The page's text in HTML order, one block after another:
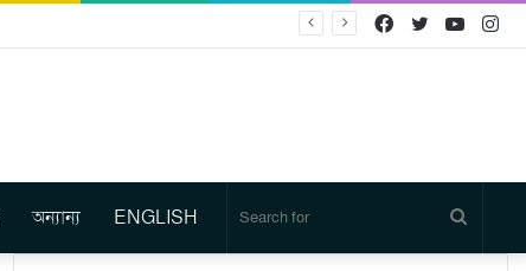
Twitter
Facebook
অন্যান্য ENGLISH